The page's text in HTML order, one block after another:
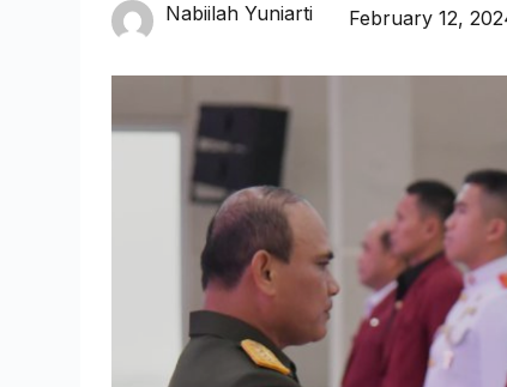
Nabiilah Yuniarti February 12,